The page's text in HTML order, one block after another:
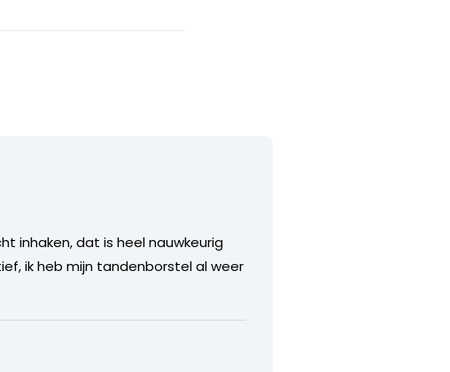
inhaken, dat is heel nauwkeurig
ik heb mijn tandenborstel al weer